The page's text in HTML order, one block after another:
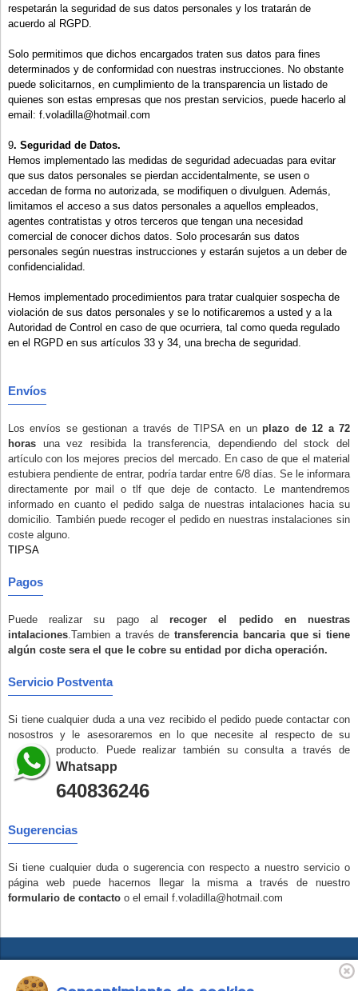
respetarán la seguridad de sus datos personales y los tratarán de
acuerdo al RGPD.
Solo permitimos que dichos encargados traten sus datos para fines
determinados y de conformidad con nuestras instrucciones. No obstante
puede solicitarnos, en cumplimiento de la transparencia un listado de
quienes son estas empresas que nos prestan servicios, puede hacerlo al
email: f.voladilla@hotmail.com
9. Seguridad de Datos.
Hemos implementado las medidas de seguridad adecuadas para evitar
que sus datos personales se pierdan accidentalmente, se usen o
accedan de forma no autorizada, se modifiquen o divulguen. Además,
limitamos el acceso a sus datos personales a aquellos empleados,
agentes contratistas y otros terceros que tengan una necesidad
comercial de conocer dichos datos. Solo procesarán sus datos
personales según nuestras instrucciones y estarán sujetos a un deber de
confidencialidad.
Hemos implementado procedimientos para tratar cualquier sospecha de
violación de sus datos personales y se lo notificaremos a usted y a la
Autoridad de Control en caso de que ocurriera, tal como queda regulado
en el RGPD en sus artículos 33 y 34, una brecha de seguridad.
Envíos
Los envíos se gestionan a través de TIPSA en unplazo de 12 a 72
horas una vez resibida la transferencia, dependiendo del stock del
artículo con los mejores precios del mercado. En caso de que el material
estubiera pendiente de entrar, podría tardar entre 6/8 días. Se le informara
directamente por mail o tlf que deje de contacto. Le mantendremos
informado en cuanto el pedido salga de nuestras intalaciones hacia su
domicilio. También puede recoger el pedido en nuestras instalaciones sin
coste alguno.
TIPSA
Pagos
Puede realizar su pago alrecoger el pedido en nuestras
intalaciones.Tambien a través de transferencia bancaria que si tiene
algún coste sera el que le cobre su entidad por dicha operación.
Servicio Postventa
Si tiene cualquier duda a una vez recibido el pedido puede contactar con
nosostros y le asesoraremos en lo que necesite al respecto de su
producto. Puede realizar también su consulta a través de
Whatsapp
640836246
Sugerencias
Si tiene cualquier duda o sugerencia con respecto a nuestro servicio o
página web puede hacernos llegar la misma a través de nuestro
formulario de contacto o el email f.voladilla@hotmail.com